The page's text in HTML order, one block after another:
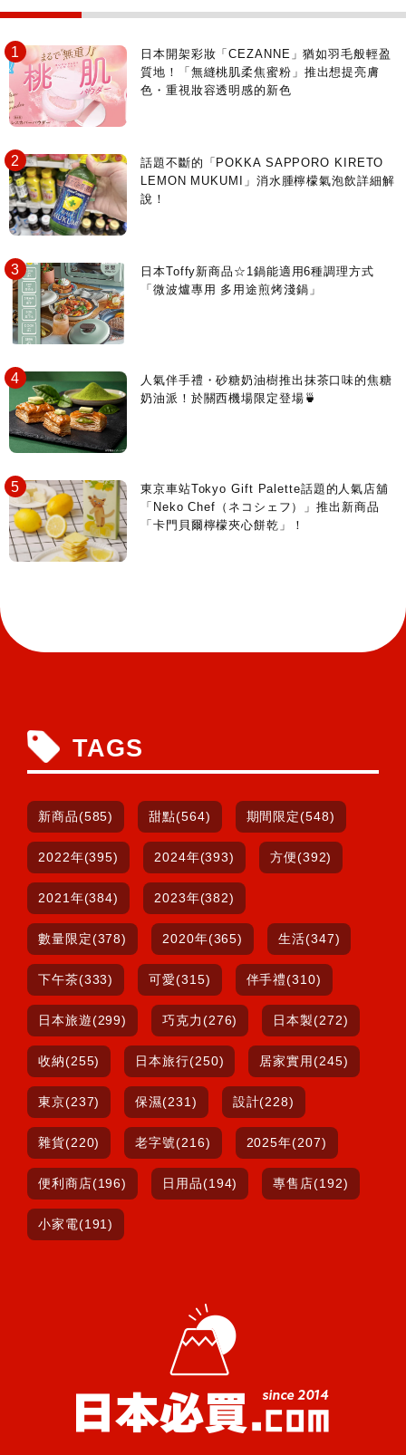
日本開架彩妝「CEZANNE」猶如羽毛般輕盈
質地！「無縫桃肌柔焦蜜粉」推出想提亮膚
色・重視妝容透明感的新色
話題不斷的「POKKA SAPPORO KIRETO
LEMON MUKUMI」消水腫檸檬氣泡飲詳細解
說！
日本Toffy新商品☆1鍋能適用6種調理方式
「微波爐專用 多用途煎烤淺鍋」
人氣伴手禮・砂糖奶油樹推出抹茶口味的焦糖
奶油派！於關西機場限定登場🍵
東京車站Tokyo Gift Palette話題的人氣店舖
「Neko Chef（ネコシェフ）」推出新商品
「卡門貝爾檸檬夾心餅乾」！
TAGS
新商品(585) 甜點(564) 期間限定(548)
2022年(395) 2024年(393) 方便(392)
2021年(384) 2023年(382)
數量限定(378) 2020年(365) 生活(347)
下午茶(333) 可愛(315) 伴手禮(310)
日本旅遊(299) 巧克力(276) 日本製(272)
收納(255) 日本旅行(250) 居家實用(245)
東京(237) 保濕(231) 設計(228)
雜貨(220) 老字號(216) 2025年(207)
便利商店(196) 日用品(194) 專售店(192)
小家電(191)